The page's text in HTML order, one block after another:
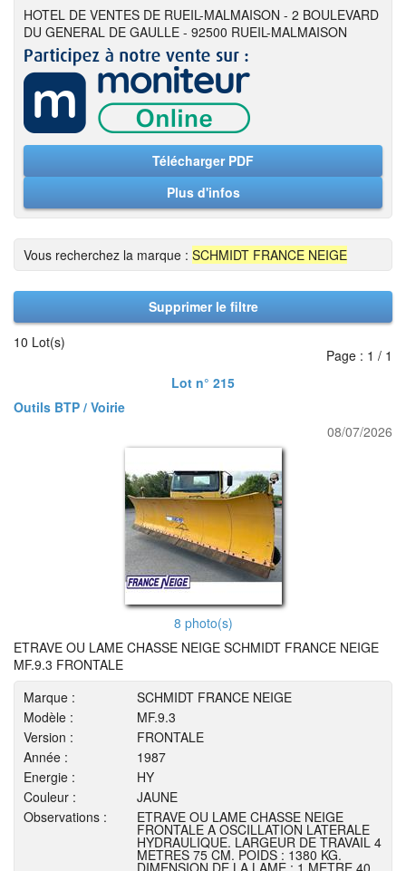
HOTEL DE VENTES DE RUEIL-MALMAISON - 2 BOULEVARD
DU GENERAL DE GAULLE - 92500 RUEIL-MALMAISON
Télécharger PDF
Plus d'infos
Vous recherchez la marque : SCHMIDT FRANCE NEIGE
Supprimer le filtre
10 Lot(s)
Page : 1 / 1
Lot n° 215
Outils BTP / Voirie
08/07/2026
8 photo(s)
ETRAVE OU LAME CHASSE NEIGE SCHMIDT FRANCE NEIGE
MF.9.3 FRONTALE
Marque :
SCHMIDT FRANCE NEIGE
Modèle :
MF.9.3
Version :
FRONTALE
Année :
1987
Energie :
HY
Couleur :
JAUNE
Observations :
ETRAVE OU LAME CHASSE NEIGE
FRONTALE A OSCILLATION LATERALE
HYDRAULIQUE. LARGEUR DE TRAVAIL 4
METRES 75 CM. POIDS : 1380 KG.
DIMENSION DE LA LAME : 1 METRE 40